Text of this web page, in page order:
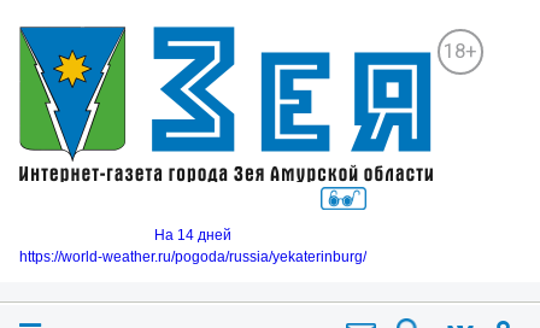
18+
На 14 дней
https://world-weather.ru/pogoda/russia/yekaterinburg/